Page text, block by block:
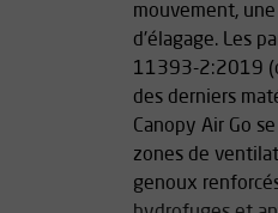
mouvement,
d'élagage. Les
11393-2:2019
des derniers
Canopy Air Go
zones de
genoux